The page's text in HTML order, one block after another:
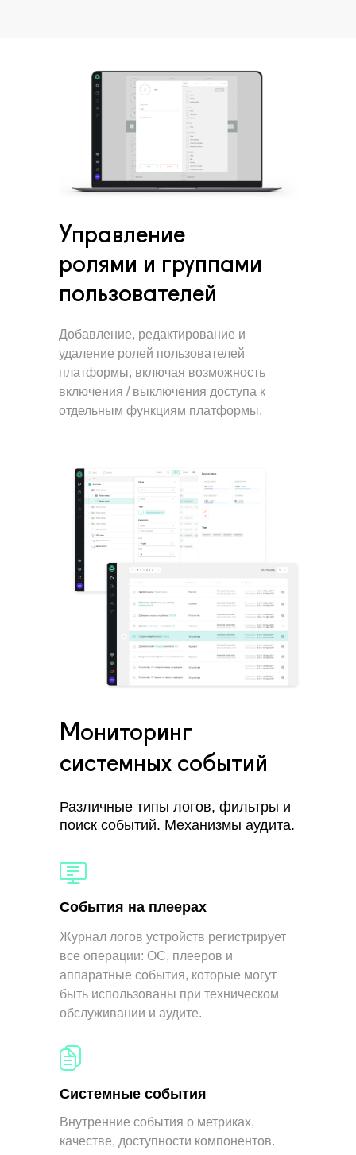
Управление
ролями и группами
пользователей
Добавление, редактирование и
удаление ролей пользователей
платформы, включая возможность
включения / выключения доступа к
отдельным функциям платформы.
Мониторинг
системных событий
Различные типы логов, фильтры и
поиск событий. Механизмы аудита.
События на плеерах
Журнал логов устройств регистрирует
все операции: ОС, плееров и
аппаратные события, которые могут
быть использованы при техническом
обслуживании и аудите.
Системные события
Внутренние события о метриках,
качестве, доступности компонентов.